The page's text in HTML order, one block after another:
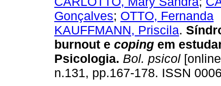
Gonçalves; OTTO, Fernanda
KAUFFMANN, Priscila.
burnout e coping em
Psicologia. Bol. psicol
n.131, pp.167-178. ISSN